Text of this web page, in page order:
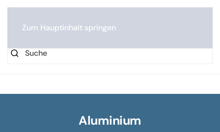
Zum Hauptinhalt springen
Aluminium